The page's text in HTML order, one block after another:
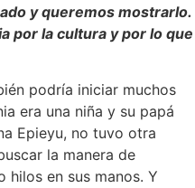
y queremos mostrarlo.
por la cultura y por lo que
podría iniciar muchos
era una niña y su papá
Epieyu, no tuvo otra
la manera de
hilos en sus manos. Y